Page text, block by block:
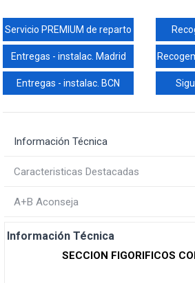
Servicio PREMIUM de reparto
Entregas - instalac. Madrid
Entregas - instalac. BCN
Información Técnica
Caracteristicas Destacadas
A+B Aconseja
Información Técnica
SECCION FIGORIFICOS